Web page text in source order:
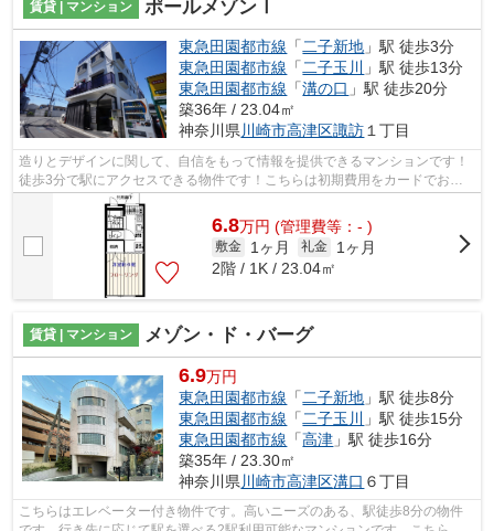
賃貸 | マンション ポールメゾンⅠ
東急田園都市線 「二子新地 」駅 徒歩3分
東急田園都市線 「二子玉川
」駅 徒歩13分
東急田園都市線 「溝の口 」駅 徒歩20分
築36年 / 23.04㎡
神奈川県川崎市高津区諏訪１丁目
造りとデザインに関して、自信をもって情報を提供できるマンションです！
徒歩3分で駅にアクセスできる物件です！こちらは初期費用をカードでお支
払いいただける物件です！近くに駅が2...
6.8万円 (管理費等：- )
敷金 1ヶ月 礼金
1ヶ月
2階 / 1K / 23.04㎡
賃貸 | マンション メゾン・ド・バーグ
6.9万円
東急田園都市線 「 二子新地 」駅 徒歩8分
東急田園都市線 「 二子玉川
」駅 徒歩15分
東急田園都市線 「高津 」駅 徒歩16分
築35年 / 23.30㎡
神奈川県 川崎市高津区溝口 ６丁目
こちらはエレベーター付き物件です。高いニーズのある、駅徒歩8分の物件